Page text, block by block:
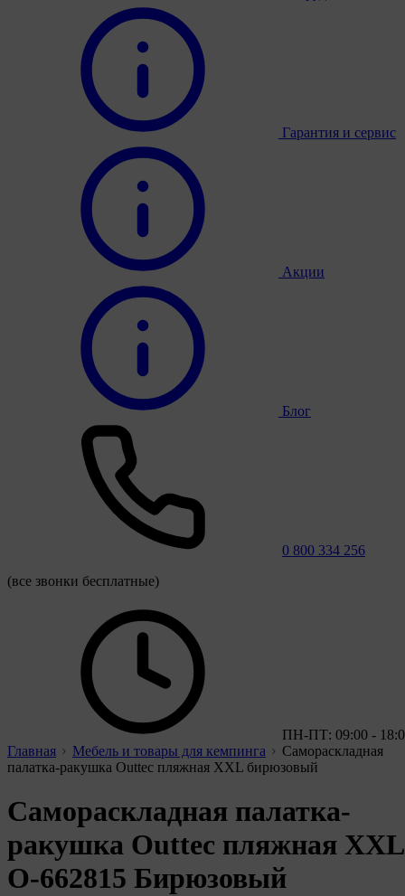
Гарантия и сервис
Акции
Блог
0 800 334 256
(все звонки бесплатные)
ПН-ПТ: 09:00 -
Главная
Мебель и товары для кемпинга
Самораскладная
палатка-ракушка Outtec пляжная XXL бирюзовый
Самораскладная палатка-
ракушка Outtec пляжная XXL
O-662815 Бирюзовый